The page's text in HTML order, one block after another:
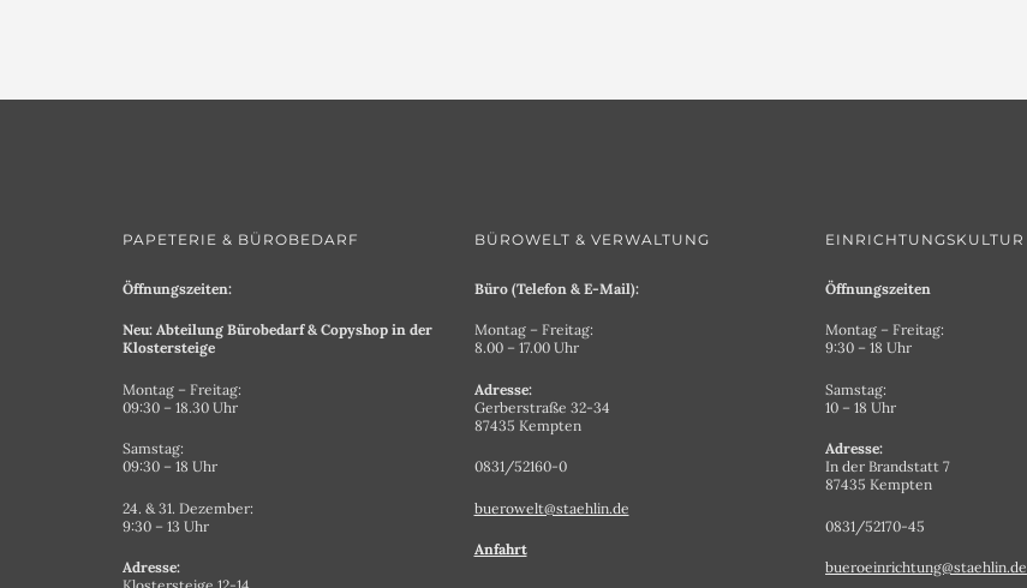
PAPETERIE & BÜROBEDARF
Öffnungszeiten:
Neu: Abteilung Bürobedarf & Copyshop in der
Klostersteige
Montag – Freitag:
09:30 – 18.30 Uhr
Samstag:
09:30 – 18 Uhr
24. & 31. Dezember:
9:30 – 13 Uhr
Adresse:
BÜROWELT & VERWALTUNG
Büro (Telefon & E-Mail):
Montag – Freitag:
8.00 – 17.00 Uhr
Adresse:
Gerberstraße 32-34
87435 Kempten
0831/52160-0
buerowelt@staehlin.de
Anfahrt
EINRICHTUNGSKULTUR
Öffnungszeiten
Montag – Freitag:
9:30 – 18 Uhr
Samstag:
10 – 18 Uhr
Adresse:
In der Brandstatt 7
87435 Kempten
0831/52170-45
bueroeinrichtung@staehlin.de